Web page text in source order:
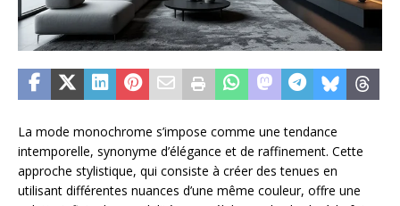
La mode monochrome s’impose comme une tendance
intemporelle, synonyme d’élégance et de raffinement. Cette
approche stylistique, qui consiste à créer des tenues en
utilisant différentes nuances d’une même couleur, offre une